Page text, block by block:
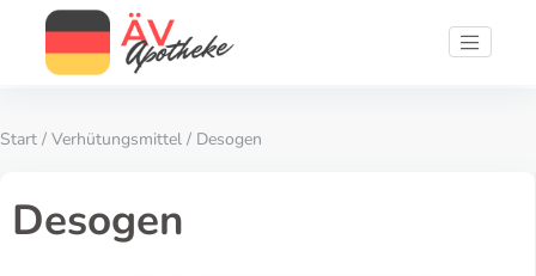
Start / Verhütungsmittel / Desogen
Desogen